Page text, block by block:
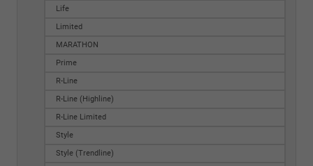
Life
Limited
MARATHON
Prime
R-Line
R-Line (Highline)
R-Line Limited
Style
Style (Trendline)